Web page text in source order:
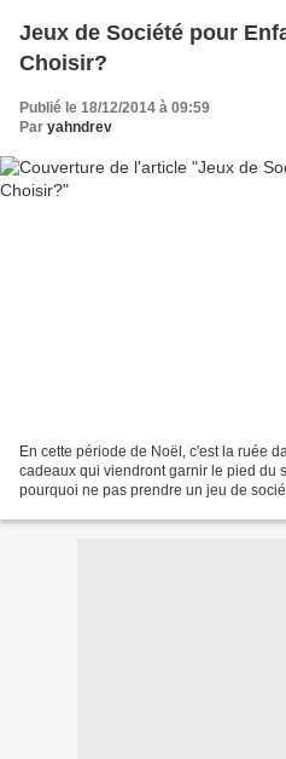
Jeux de Société pour
Choisir?
Publié le 18/12/2014 à 09:59
Par yahndrev
En cette période de Noël, c'est la ruée
cadeaux qui viendront garnir le pied du
pourquoi ne pas prendre un jeu de